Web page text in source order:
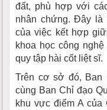
đất, phù hợp với
nhân chứng. Đây là
của việc kết hợp
khoa học công
quy tập hài cốt liệt sĩ.
Trên cơ sở đó, Ban
cùng Ban Chỉ đạo
khu vực điểm A của